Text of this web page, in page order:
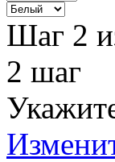
Шаг 2
2 шаг